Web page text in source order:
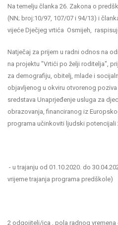
Na temelju članka 26. Zakona o
(NN; broj:10/97, 107/07 i 94/13) i
vijeće Dječjeg vrtića Osmijeh,
Natječaj za prijem u radni odnos na
na projektu "Vrtići po želji roditelja",
za demografiju, obitelj, mlade i
objavljenog u okviru otvorenog
sredstava Unaprjeđenje usluga za
obrazovanja, financiranog iz
programa učinkoviti ljudski potencijali
- u trajanju od 01.10.2020. do
vrijeme trajanja programa predškole)
2 odgojitelj/ica , pola radnog